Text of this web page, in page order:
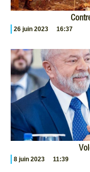
26 juin 2023 16:37
8 juin 2023 11:39